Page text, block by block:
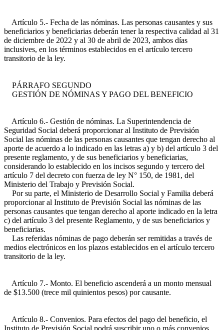
Artículo 5.- Fecha de las nóminas. Las personas causantes y sus
beneficiarios y beneficiarias deberán tener la respectiva calidad al 31
de diciembre de 2022 y al 30 de abril de 2023, ambos días
inclusives, en los términos establecidos en el artículo tercero
transitorio de la ley.
PÁRRAFO SEGUNDO
GESTIÓN DE NÓMINAS Y PAGO DEL BENEFICIO
Artículo 6.- Gestión de nóminas. La Superintendencia de
Seguridad Social deberá proporcionar al Instituto de Previsión
Social las nóminas de las personas causantes que tengan derecho al
aporte de acuerdo a lo indicado en las letras a) y b) del artículo 3 del
presente reglamento, y de sus beneficiarios y beneficiarias,
considerando lo establecido en los incisos segundo y tercero del
artículo 7 del decreto con fuerza de ley N° 150, de 1981, del
Ministerio del Trabajo y Previsión Social.
Por su parte, el Ministerio de Desarrollo Social y Familia deberá
proporcionar al Instituto de Previsión Social las nóminas de las
personas causantes que tengan derecho al aporte indicado en la letra
c) del artículo 3 del presente Reglamento, y de sus beneficiarios y
beneficiarias.
Las referidas nóminas de pago deberán ser remitidas a través de
medios electrónicos en los plazos establecidos en el artículo tercero
transitorio de la ley.
Artículo 7.- Monto. El beneficio ascenderá a un monto mensual
de $13.500 (trece mil quinientos pesos) por causante.
Artículo 8.- Convenios. Para efectos del pago del beneficio, el
Instituto de Previsión Social podrá suscribir uno o más convenios